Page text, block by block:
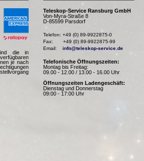
die in
je nach
Teleskop-Service Ransburg GmbH
Von-Myra-Straße 8
D-85599 Parsdorf
Telefon: +49 (0) 89-9922875-0
Fax:       +49 (0) 89-9922875-99
Email: info@teleskop-service.de
Telefonische Öffnungszeiten:
Montag bis Freitag:
09.00 - 12.00 / 13.00 - 16.00 Uhr
Öffnungszeiten Ladengeschäft:
Dienstag und Donnerstag
09:00 - 17:00 Uhr